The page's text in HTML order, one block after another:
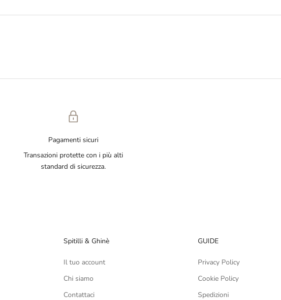
Pagamenti sicuri
Transazioni protette con i più alti
standard di sicurezza.
Spitilli & Ghinè
Il tuo account
Chi siamo
Contattaci
GUIDE
Privacy Policy
Cookie Policy
Spedizioni